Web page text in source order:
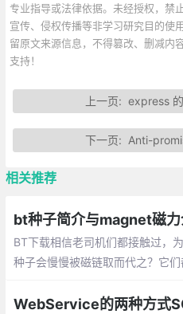
专业指导或法律依据。未经授权，禁
宣传、侵权传播等非学习研究目的使
留原文来源信息，不得篡改、删减内
支持！
上一页: express
下一页: Anti-
相关推荐
bt种子简介与magnet磁力
BT下载相信老司机们都接触过，
种子会慢慢被磁链取而代之？它
别，背后的技术上又有何不同？